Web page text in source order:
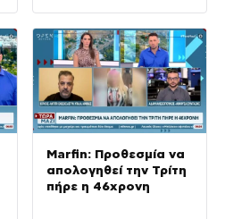
Marfin: Προθεσμία να
απολογηθεί την Τρίτη
πήρε η 46χρονη